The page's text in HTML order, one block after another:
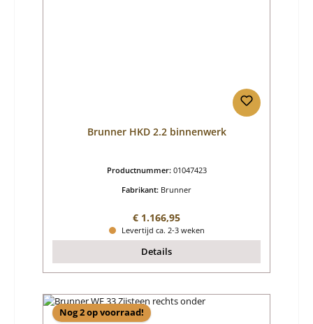
Brunner HKD 2.2 binnenwerk
Productnummer: 01047423
Fabrikant: Brunner
Normale prijs:
€ 1.166,95
Levertijd ca. 2-3 weken
Details
Nog 2 op voorraad!